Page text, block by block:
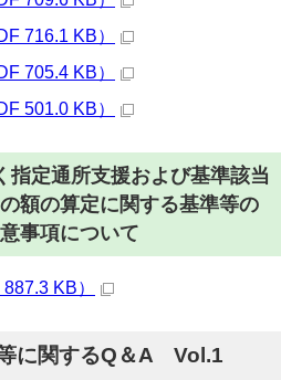
716.1 KB）
705.4 KB）
501.0 KB）
定通所支援および基準該当
額の算定に関する基準等の
事項について
KB）
に関するQ＆A Vol.1